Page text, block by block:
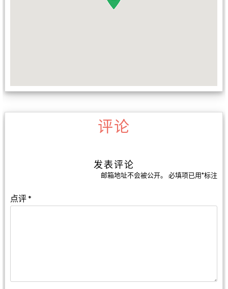
评论
发表评论
邮箱地址不会被公开。 必填项已用*标注
点评*